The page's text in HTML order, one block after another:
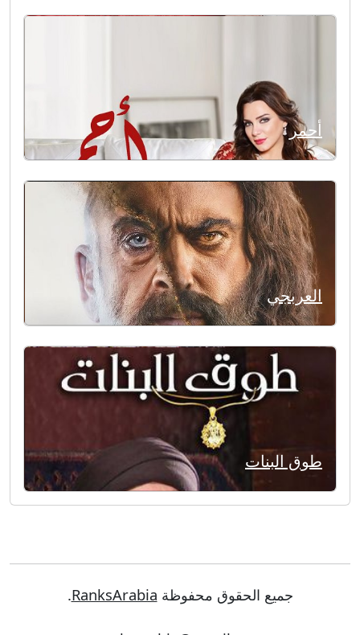
أحمر
العربجي
طوق البنات
جميع الحقوق محفوظة RanksArabia
.